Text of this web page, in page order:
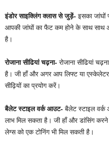
इंडोर साइक्लिंग क्लास से जुड़ें- इसका
आपकी जांघों का फैट कम होने के साथ साथ
है।
रोजाना सीढियां चढ़ना- रोजाना सीढियां
है। जी हाँ और अगर आप लिफ्ट या
सीढ़ियों का प्रयोग करें।
बैलेट स्टाइल वर्क आउट- बैलेट स्टाइल
लाभ मिल सकता है। जी हाँ और डांसिंग
लेग्स को एक टोनिंग भी मिल सकती है।